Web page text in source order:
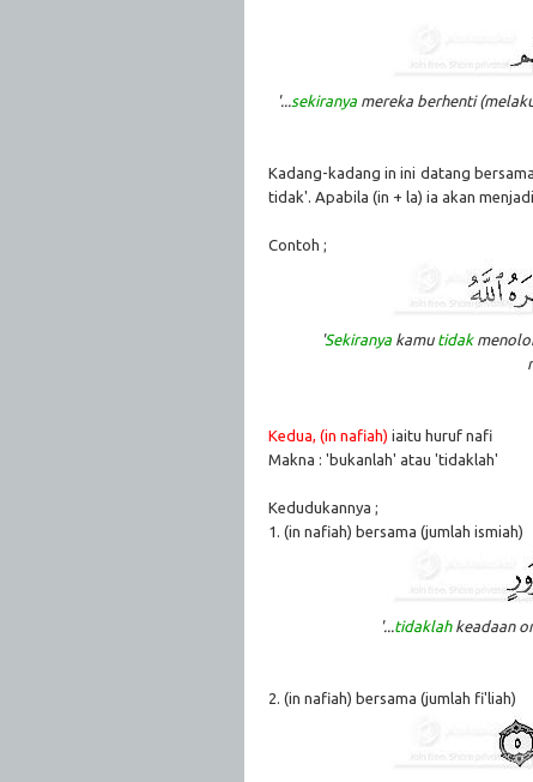
'... sekiranyamereka berhenti
Kadang-kadang in ini datang
tidak'. Apabila (in + la) ia akan
Contoh ;
Sekiranya kamu tidak
Kedua, (in nafiah) iaitu huruf nafi
Makna : 'bukanlah' atau 'tidaklah'
Kedudukannya ;
1. (in nafiah) bersama (jumlah ismiah)
'... tidaklahkeadaan
2. (in nafiah) bersama (jumlah fi'liah)